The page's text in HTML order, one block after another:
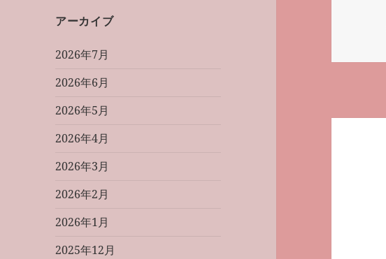
アーカイブ
2026年7月
2026年6月
2026年5月
2026年4月
2026年3月
2026年2月
2026年1月
2025年12月